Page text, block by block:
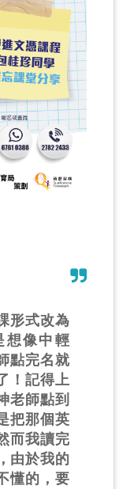
形式改為
想像中輕
點完名就
！記得上
老師點到
把那個英
而我讀完
由於我的
懂的，要